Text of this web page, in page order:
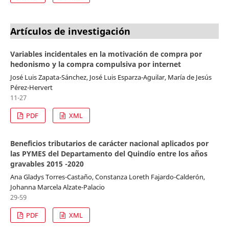
Artículos de investigación
Variables incidentales en la motivación de compra por
hedonismo y la compra compulsiva por internet
José Luis Zapata-Sánchez, José Luis Esparza-Aguilar, María de Jesús
Pérez-Hervert
11-27
PDF
XML
Beneficios tributarios de carácter nacional aplicados por
las PYMES del Departamento del Quindío entre los años
gravables 2015 -2020
Ana Gladys Torres-Castaño, Constanza Loreth Fajardo-Calderón,
Johanna Marcela Alzate-Palacio
29-59
PDF
XML